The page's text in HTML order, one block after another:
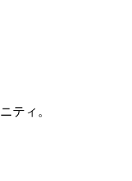
ティ。